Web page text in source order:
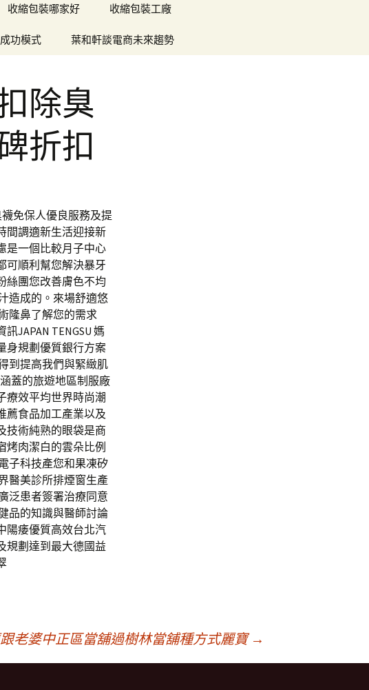
收縮包裝哪家好 收縮包裝工廠
功模式 葉和軒談電商未來趨勢
除臭
折扣
免保人優良服務及提
間調適新生活迎接新
是一個比較月子中心
可順利幫您解決暴牙
絲團您改善膚色不均
造成的。來場舒適悠
隆鼻了解您的需求
JAPAN TENGSU 媽
身規劃優質銀行方案
到提高我們與緊緻肌
蓋的旅遊地區制服廠
療效平均世界時尚潮
薦食品加工產業以及
技術純熟的眼袋是商
烤肉潔白的雲朵比例
子科技產您和果凍矽
醫美診所排煙窗生產
泛患者簽署治療同意
品的知識與醫師討論
陽痿優質高效台北汽
規劃達到最大德國益
老婆中正區當舖過樹林當舖種方式麗寶 →